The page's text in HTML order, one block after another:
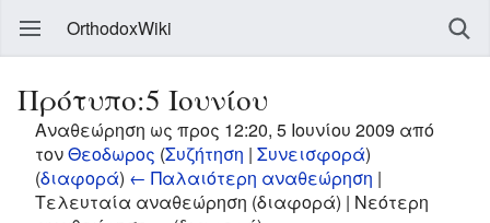
OrthodoxWiki
Πρότυπο:5 Ιουνίου
Αναθεώρηση ως προς 12:20, 5 Ιουνίου 2009 από
τονΘεοδωρος (Συζήτηση | Συνεισφορά)
(διαφορά) ← Παλαιότερη αναθεώρηση |
Τελευταία αναθεώρηση (διαφορά) | Νεότερη